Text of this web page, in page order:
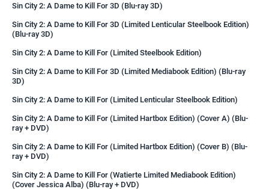
Sin City 2: A Dame to Kill For 3D (Blu-ray 3D)
Sin City 2: A Dame to Kill For 3D (Limited Lenticular Steelbook Edition)
(Blu-ray 3D)
Sin City 2: A Dame to Kill For (Limited Steelbook Edition)
Sin City 2: A Dame to Kill For 3D (Limited Mediabook Edition) (Blu-ray
3D)
Sin City 2: A Dame to Kill For (Limited Lenticular Steelbook Edition)
Sin City 2: A Dame to Kill For (Limited Hartbox Edition) (Cover A) (Blu-
ray + DVD)
Sin City 2: A Dame to Kill For (Limited Hartbox Edition) (Cover B) (Blu-
ray + DVD)
Sin City 2: A Dame to Kill For (Watierte Limited Mediabook Edition)
(Cover Jessica Alba) (Blu-ray + DVD)